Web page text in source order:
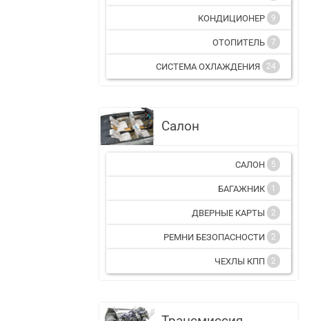
КОНДИЦИОНЕР 9
ОТОПИТЕЛЬ 7
СИСТЕМА ОХЛАЖДЕНИЯ 24
Салон
САЛОН 5
БАГАЖНИК 1
ДВЕРНЫЕ КАРТЫ 2
РЕМНИ БЕЗОПАСНОСТИ 2
ЧЕХЛЫ КПП 2